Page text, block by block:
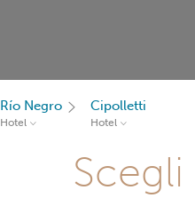
Río Negro
Hotel
Cipolletti
Hotel